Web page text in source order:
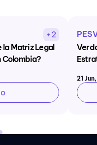
+2
la Matriz Legal
Colombia?
21